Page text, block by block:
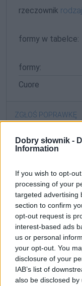
Dobry słownik -
Information
If you wish to opt-
processing of your
targeted advertising
section to confirm
opt-out request is
interest-based ads
us or personal
your opt-out. You
disclosure of your
IAB’s list of
also be disclosed
rzeczownik
formy w tabelce:
formy:
Cuore
ZGŁOŚ POPRAWKĘ
Pozostały
Zobacz, co